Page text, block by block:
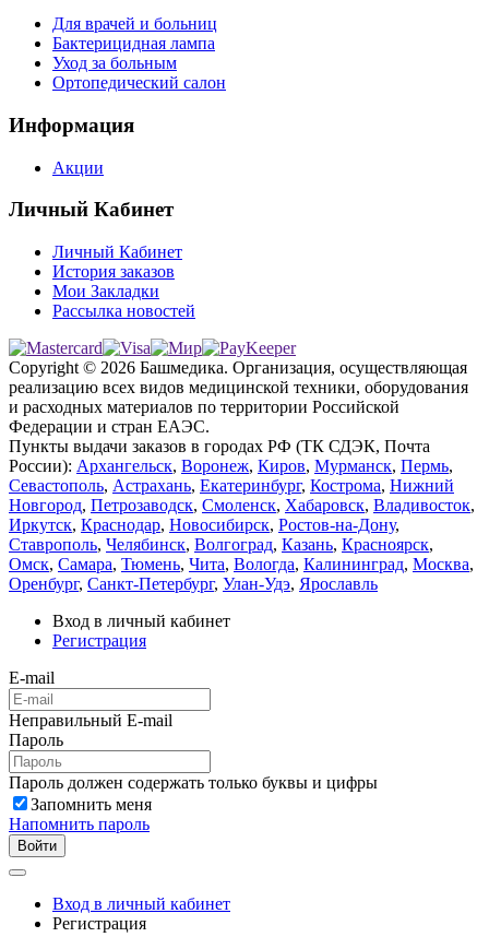
Для врачей и больниц
Бактерицидная лампа
Уход за больным
Ортопедический салон
Информация
Акции
Личный Кабинет
Личный Кабинет
История заказов
Мои Закладки
Рассылка новостей
Copyright © 2026 Башмедика. Организация, осуществляющая
реализацию всех видов медицинской техники, оборудования
и расходных материалов по территории Российской
Федерации и стран ЕАЭС.
Пункты выдачи заказов в городах РФ (ТК СДЭК, Почта
России): Архангельск, Воронеж, Киров, Мурманск, Пермь,
Севастополь, Астрахань, Екатеринбург, Кострома, Нижний
Новгород, Петрозаводск, Смоленск, Хабаровск, Владивосток,
Иркутск, Краснодар, Новосибирск, Ростов-на-Дону,
Ставрополь, Челябинск, Волгоград, Казань, Красноярск,
Омск, Самара, Тюмень, Чита, Вологда, Калининград, Москва,
Оренбург, Санкт-Петербург, Улан-Удэ, Ярославль
Вход в личный кабинет
Регистрация
E-mail
Неправильный E-mail
Пароль
Пароль должен содержать только буквы и цифры
Запомнить меня
Напомнить пароль
Войти
Вход в личный кабинет
Регистрация